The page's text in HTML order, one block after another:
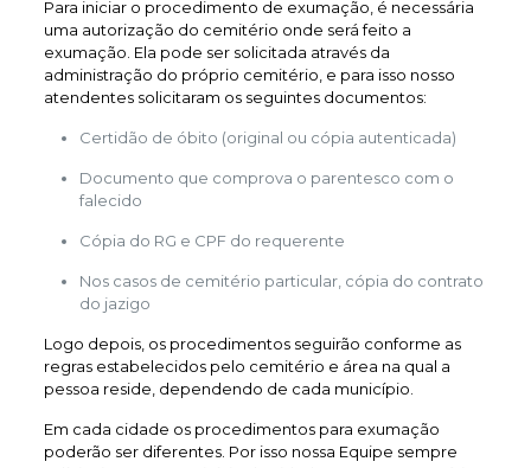
Para iniciar o procedimento de exumação, é necessária
uma autorização do cemitério onde será feito a
exumação. Ela pode ser solicitada através da
administração do próprio cemitério, e para isso nosso
atendentes solicitaram os seguintes documentos:
Certidão de óbito (original ou cópia autenticada)
Documento que comprova o parentesco com o
falecido
Cópia do RG e CPF do requerente
Nos casos de cemitério particular, cópia do contrato
do jazigo
Logo depois, os procedimentos seguirão conforme as
regras estabelecidos pelo cemitério e área na qual a
pessoa reside, dependendo de cada município.
Em cada cidade os procedimentos para exumação
poderão ser diferentes. Por isso nossa Equipe sempre